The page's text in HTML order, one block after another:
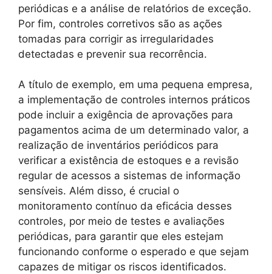
periódicas e a análise de relatórios de exceção.
Por fim, controles corretivos são as ações
tomadas para corrigir as irregularidades
detectadas e prevenir sua recorrência.
A título de exemplo, em uma pequena empresa,
a implementação de controles internos práticos
pode incluir a exigência de aprovações para
pagamentos acima de um determinado valor, a
realização de inventários periódicos para
verificar a existência de estoques e a revisão
regular de acessos a sistemas de informação
sensíveis. Além disso, é crucial o
monitoramento contínuo da eficácia desses
controles, por meio de testes e avaliações
periódicas, para garantir que eles estejam
funcionando conforme o esperado e que sejam
capazes de mitigar os riscos identificados.